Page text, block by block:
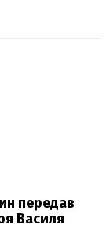
передав
Василя